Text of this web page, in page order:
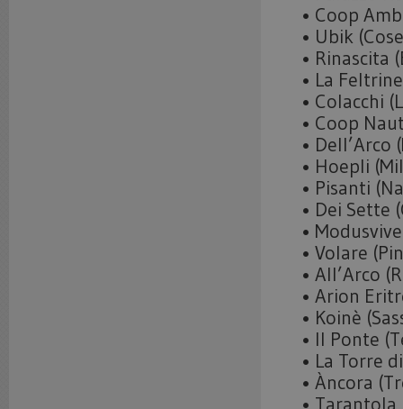
• Coop
• Ubik
• Rinascita
• La
• Colacchi
• Coop
• Dell’Arco
• Hoepli
• Pisanti
• Dei Sette
•
• Volare
• All’Arco
• Arion
• Koinè
• Il Ponte
• La Torre
• Àncora
• Tarantola